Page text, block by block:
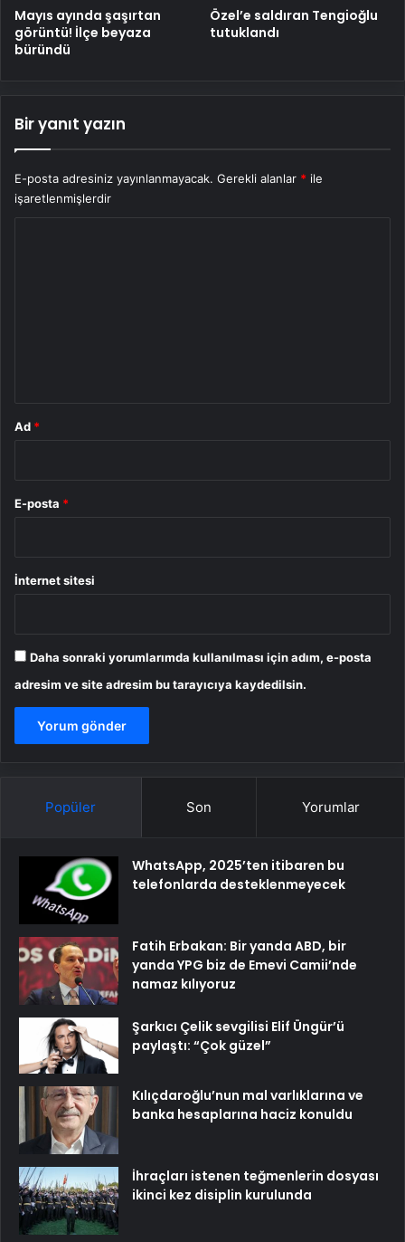
Mayıs ayında şaşırtan
görüntü! İlçe beyaza
büründü
Özel’e saldıran Tengioğlu
tutuklandı
Bir yanıt yazın
E-posta adresiniz yayınlanmayacak. Gerekli alanlar * ile
işaretlenmişlerdir
Ad *
E-posta *
İnternet sitesi
Daha sonraki yorumlarımda kullanılması için adım, e-posta
adresim ve site adresim bu tarayıcıya kaydedilsin.
Popüler Son Yorumlar
WhatsApp, 2025’ten itibaren bu
telefonlarda desteklenmeyecek
Fatih Erbakan: Bir yanda ABD, bir
yanda YPG biz de Emevi Camii’nde
namaz kılıyoruz
Şarkıcı Çelik sevgilisi Elif Üngür’ü
paylaştı: “Çok güzel”
Kılıçdaroğlu’nun mal varlıklarına ve
banka hesaplarına haciz konuldu
İhraçları istenen teğmenlerin dosyası
ikinci kez disiplin kurulunda